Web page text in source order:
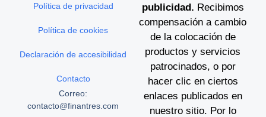
publicidad. Recibimos
compensación a cambio
de la colocación de
productos y servicios
patrocinados, o por
hacer clic en ciertos
enlaces publicados en
nuestro sitio. Por lo
Política de privacidad
Política de cookies
Declaración de accesibilidad
Contacto
Correo:
contacto@finantres.com